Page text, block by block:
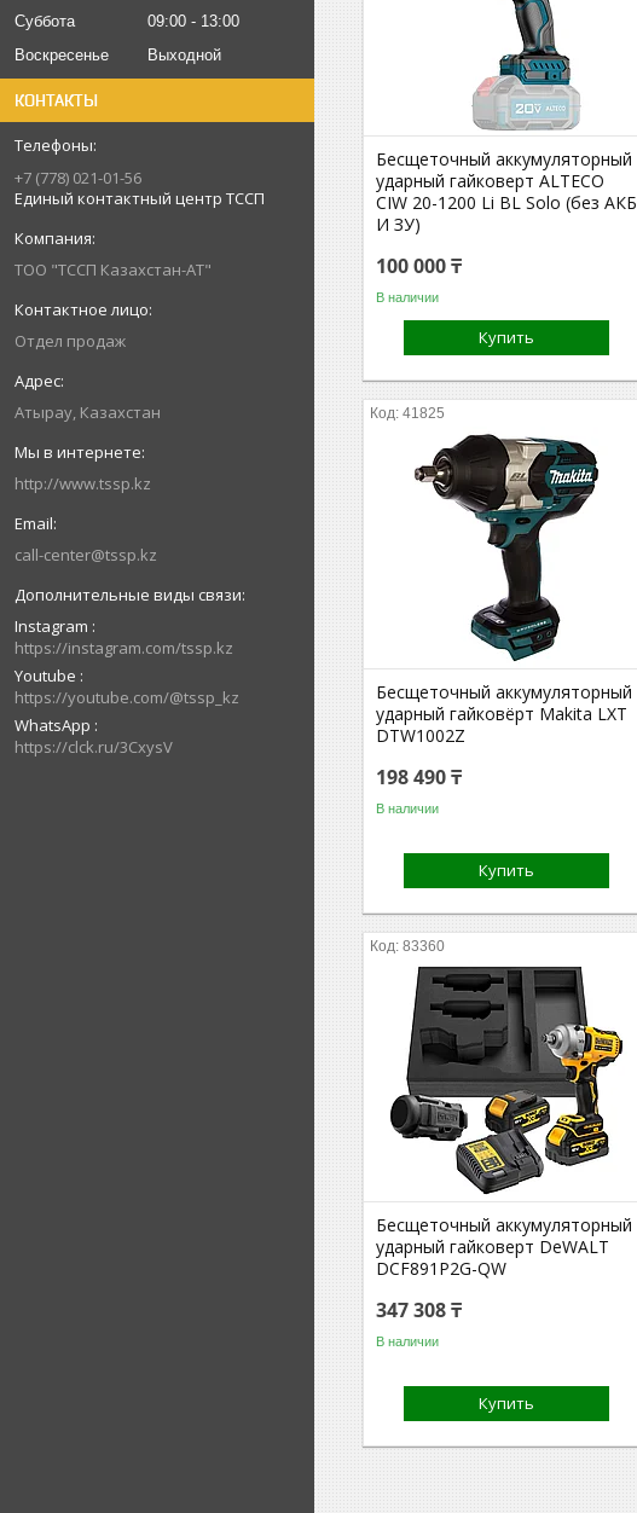
Суббота
09:00
13:00
Воскресенье
Выходной
КОНТАКТЫ
+7 (778) 021-01-56
Единый контактный центр ТССП
ТОО "ТССП Казахстан-АТ"
Отдел продаж
Атырау, Казахстан
http://www.tssp.kz
call-center@tssp.kz
Instagram
https://instagram.com/tssp.kz
Youtube
https://youtube.com/@tssp_kz
WhatsApp
https://clck.ru/3CxysV
Бесщеточный аккумуляторный
ударный гайковерт ALTECO
CIW 20-1200 Li BL Solo (без АКБ
И ЗУ)
100 000 ₸
В наличии
Купить
41825
Бесщеточный аккумуляторный
ударный гайковёрт Makita LXT
DTW1002Z
198 490 ₸
В наличии
Купить
83360
Бесщеточный аккумуляторный
ударный гайковерт DeWALT
DCF891P2G-QW
347 308 ₸
В наличии
Купить